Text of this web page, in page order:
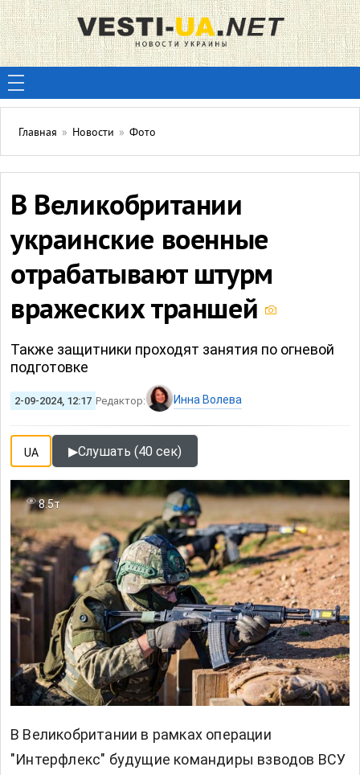
Главная » Новости » Фото
В Великобритании
украинские военные
отрабатывают штурм
вражеских траншей
Также защитники проходят занятия по огневой
подготовке
2-09-2024, 12:17 Редактор: Инна Волева
UA ▶Слушать (40 сек)
8.5т
В Великобритании в рамках операции
"Интерфлекс" будущие командиры взводов ВСУ